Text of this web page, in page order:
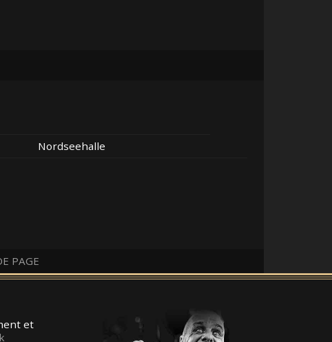
Nordseehalle
PAGE
et